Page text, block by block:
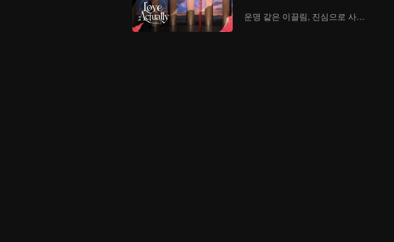
운명 같은 이끌림, 진심으로 사랑하다